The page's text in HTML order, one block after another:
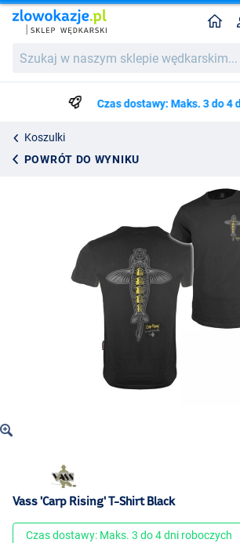
w
wędkarskim...
Czas dostawy: Maks. 3 do 4
Koszulki
POWRÓT DO WYNIKU
Vass 'Carp Rising' T-Shirt Black
128.99
Vass 'Carp Rising' T-Shirt Black
Czas dostawy: Maks. 3 do 4 dni roboczych